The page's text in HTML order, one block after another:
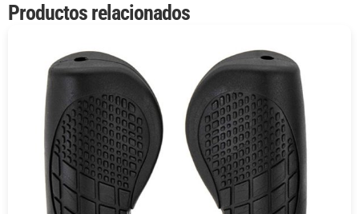
Productos relacionados